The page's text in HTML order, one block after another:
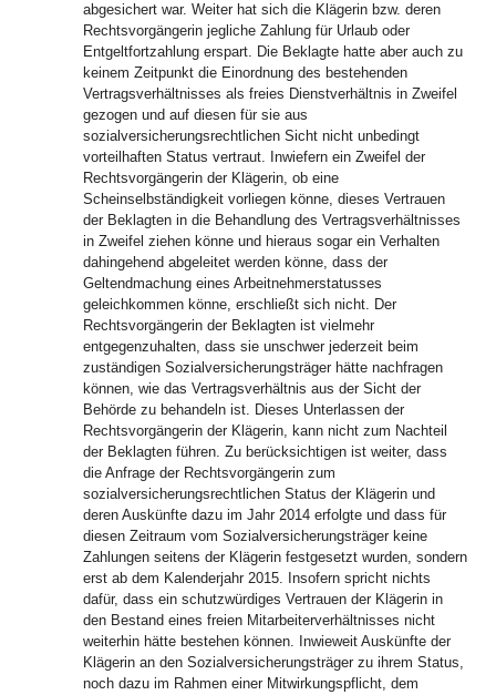
abgesichert war. Weiter hat sich die Klägerin bzw. deren
Rechtsvorgängerin jegliche Zahlung für Urlaub oder
Entgeltfortzahlung erspart. Die Beklagte hatte aber auch zu
keinem Zeitpunkt die Einordnung des bestehenden
Vertragsverhältnisses als freies Dienstverhältnis in Zweifel
gezogen und auf diesen für sie aus
sozialversicherungsrechtlichen Sicht nicht unbedingt
vorteilhaften Status vertraut. Inwiefern ein Zweifel der
Rechtsvorgängerin der Klägerin, ob eine
Scheinselbständigkeit vorliegen könne, dieses Vertrauen
der Beklagten in die Behandlung des Vertragsverhältnisses
in Zweifel ziehen könne und hieraus sogar ein Verhalten
dahingehend abgeleitet werden könne, dass der
Geltendmachung eines Arbeitnehmerstatusses
geleichkommen könne, erschließt sich nicht. Der
Rechtsvorgängerin der Beklagten ist vielmehr
entgegenzuhalten, dass sie unschwer jederzeit beim
zuständigen Sozialversicherungsträger hätte nachfragen
können, wie das Vertragsverhältnis aus der Sicht der
Behörde zu behandeln ist. Dieses Unterlassen der
Rechtsvorgängerin der Klägerin, kann nicht zum Nachteil
der Beklagten führen. Zu berücksichtigen ist weiter, dass
die Anfrage der Rechtsvorgängerin zum
sozialversicherungsrechtlichen Status der Klägerin und
deren Auskünfte dazu im Jahr 2014 erfolgte und dass für
diesen Zeitraum vom Sozialversicherungsträger keine
Zahlungen seitens der Klägerin festgesetzt wurden, sondern
erst ab dem Kalenderjahr 2015. Insofern spricht nichts
dafür, dass ein schutzwürdiges Vertrauen der Klägerin in
den Bestand eines freien Mitarbeiterverhältnisses nicht
weiterhin hätte bestehen können. Inwieweit Auskünfte der
Klägerin an den Sozialversicherungsträger zu ihrem Status,
noch dazu im Rahmen einer Mitwirkungspflicht, dem